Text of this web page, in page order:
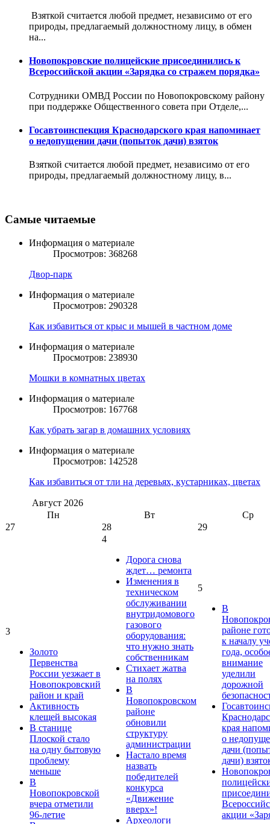
Взяткой считается любой предмет, независимо от его
природы, предлагаемый должностному лицу, в обмен
на...
Новопокровские полицейские присоединились к
Всероссийской акции «Зарядка со стражем порядка»
Сотрудники ОМВД России по Новопокровскому району
при поддержке Общественного совета при Отделе,...
Госавтоинспекция Краснодарского края напоминает
о недопущении дачи (попыток дачи) взяток
Взяткой считается любой предмет, независимо от его
природы, предлагаемый должностному лицу, в...
Самые читаемые
Информация о материале
Просмотров: 368268
Двор-парк
Информация о материале
Просмотров: 290328
Как избавиться от крыс и мышей в частном доме
Информация о материале
Просмотров: 238930
Мошки в комнатных цветах
Информация о материале
Просмотров: 167768
Как убрать загар в домашних условиях
Информация о материале
Просмотров: 142528
Как избавиться от тли на деревьях, кустарниках, цветах
Август 2026
Пн
Вт
Ср
27
28 29
3
Золото
Первенства
России уезжает в
Новопокровский
район и край
Активность
клещей высокая
В станице
Плоской стало
на одну бытовую
проблему
меньше
В
Новопокровской
вчера отметили
96-летие
4
Дорога снова
ждет… ремонта
Изменения в
техническом
обслуживании
внутридомового
газового
оборудования:
что нужно знать
собственникам
Стихает жатва
на полях
В
Новопокровском
районе
обновили
структуру
администрации
Настало время
назвать
победителей
конкурса
«Движение
вверх»!
Археологи
5
В
районе
к началу
года,
внимание
уделили
дорожной
края
о
дачи
дачи)
акции